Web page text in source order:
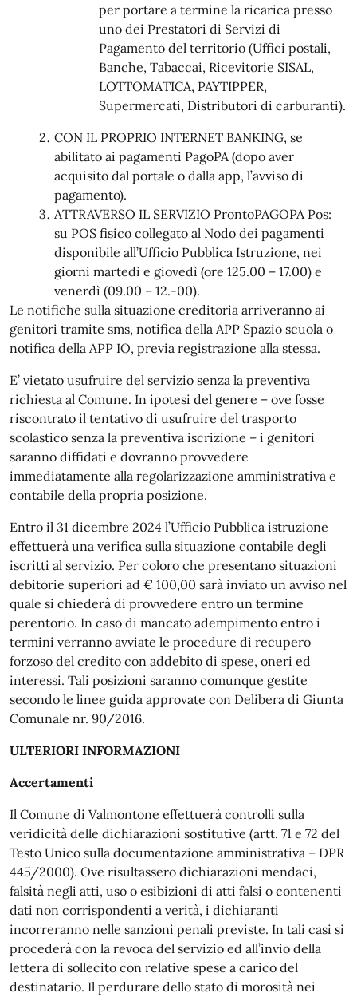
per portare a termine la ricarica presso
uno dei Prestatori di Servizi di
Pagamento del territorio (Uffici postali,
Banche, Tabaccai, Ricevitorie SISAL,
LOTTOMATICA, PAYTIPPER,
Supermercati, Distributori di carburanti).
CON IL PROPRIO INTERNET BANKING, se
abilitato ai pagamenti PagoPA (dopo aver
acquisito dal portale o dalla app, l’avviso di
pagamento).
ATTRAVERSO IL SERVIZIO ProntoPAGOPA Pos:
su POS fisico collegato al Nodo dei pagamenti
disponibile all’Ufficio Pubblica Istruzione, nei
giorni martedì e giovedì (ore 125.00 – 17.00) e
venerdì (09.00 – 12.-00).
Le notifiche sulla situazione creditoria arriveranno ai
genitori tramite sms, notifica della APP Spazio scuola o
notifica della APP IO, previa registrazione alla stessa.
E’ vietato usufruire del servizio senza la preventiva
richiesta al Comune. In ipotesi del genere – ove fosse
riscontrato il tentativo di usufruire del trasporto
scolastico senza la preventiva iscrizione – i genitori
saranno diffidati e dovranno provvedere
immediatamente alla regolarizzazione amministrativa e
contabile della propria posizione.
Entro il 31 dicembre 2024 l’Ufficio Pubblica istruzione
effettuerà una verifica sulla situazione contabile degli
iscritti al servizio. Per coloro che presentano situazioni
debitorie superiori ad € 100,00 sarà inviato un avviso nel
quale si chiederà di provvedere entro un termine
perentorio. In caso di mancato adempimento entro i
termini verranno avviate le procedure di recupero
forzoso del credito con addebito di spese, oneri ed
interessi. Tali posizioni saranno comunque gestite
secondo le linee guida approvate con Delibera di Giunta
Comunale nr. 90/2016.
ULTERIORI INFORMAZIONI
Accertamenti
Il Comune di Valmontone effettuerà controlli sulla
veridicità delle dichiarazioni sostitutive (artt. 71 e 72 del
Testo Unico sulla documentazione amministrativa – DPR
445/2000). Ove risultassero dichiarazioni mendaci,
falsità negli atti, uso o esibizioni di atti falsi o contenenti
dati non corrispondenti a verità, i dichiaranti
incorreranno nelle sanzioni penali previste. In tali casi si
procederà con la revoca del servizio ed all’invio della
lettera di sollecito con relative spese a carico del
destinatario. Il perdurare dello stato di morosità nei